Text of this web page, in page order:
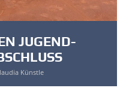
JUGEND-
Künstle